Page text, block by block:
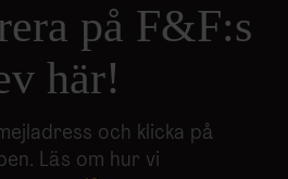
på F&F:s
här!
och klicka på
Läs om hur vi